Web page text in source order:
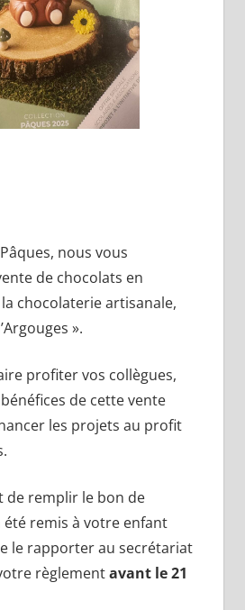
nous vous
de chocolats en
chocolaterie artisanale,
».
profiter vos collègues,
de cette vente
les projets au profit
de remplir le bon de
remis à votre enfant
le rapporter au secrétariat
règlementavant le 21